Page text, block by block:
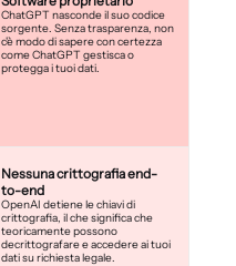
ChatGPT nasconde il suo codice
sorgente. Senza trasparenza, non
c'è modo di sapere con certezza
come ChatGPT gestisca o
protegga i tuoi dati.
Nessuna crittografia end-
to-end
OpenAI detiene le chiavi di
crittografia, il che significa che
teoricamente possono
decrittografare e accedere ai tuoi
dati su richiesta legale.